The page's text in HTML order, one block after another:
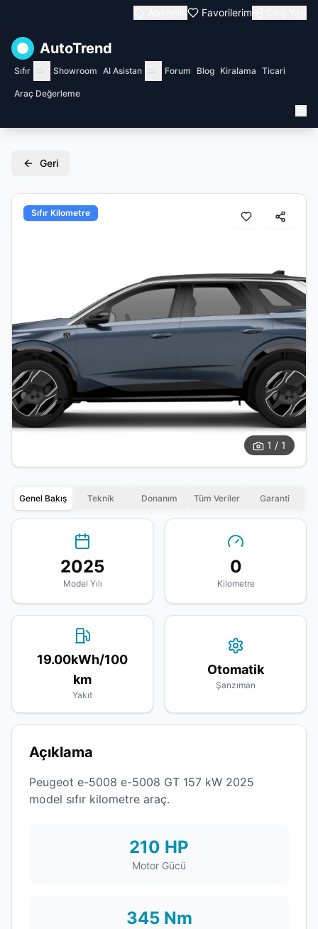
Favorilerim
AutoTrend
Sıfır Showroom AI Asistan Forum Blog Kiralama Ticari
Araç Değerleme
Geri
Sıfır Kilometre
1 / 1
Genel Bakış Teknik Donanım Tüm Veriler Garanti
2025
Model Yılı
0
Kilometre
19.00kWh/100
km
Yakıt
Otomatik
Şanzıman
Açıklama
Peugeot e-5008 e-5008 GT 157 kW 2025
model sıfır kilometre araç.
210 HP
Motor Gücü
345 Nm